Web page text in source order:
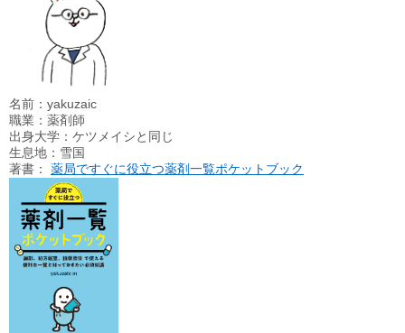
名前：yakuzaic
職業：薬剤師
出身大学：ケツメイシと同じ
生息地：雪国
著書： 薬局ですぐに役立つ薬剤一覧ポケットブック